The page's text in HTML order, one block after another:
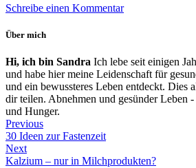
Schreibe einen Kommentar
Über mich
Hi, ich bin Sandra Ich lebe seit einigen
und habe hier meine Leidenschaft für
und ein bewussteres Leben entdeckt. Dies
dir teilen. Abnehmen und gesünder Leben
und Hunger.
Previous
30 Ideen zur Fastenzeit
Next
Kalzium – nur in Milchprodukten?